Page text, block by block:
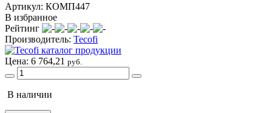
Артикул: КОМП447
В избранное
Рейтинг
Производитель: Tecofi
Цена: 6 764,21 руб.
В наличии